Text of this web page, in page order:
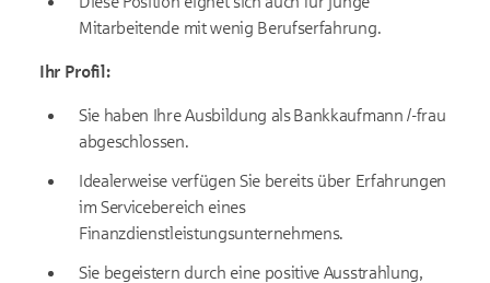
Mitarbeitende mit wenig Berufserfahrung.
Ihr Profil:
Sie haben Ihre Ausbildung als Bankkaufmann /-frau
abgeschlossen.
Idealerweise verfügen Sie bereits über Erfahrungen
im Servicebereich eines
Finanzdienstleistungsunternehmens.
Sie begeistern durch eine positive Ausstrahlung,